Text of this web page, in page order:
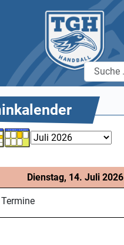
Suchen
Dienstag, 14. Juli 2026